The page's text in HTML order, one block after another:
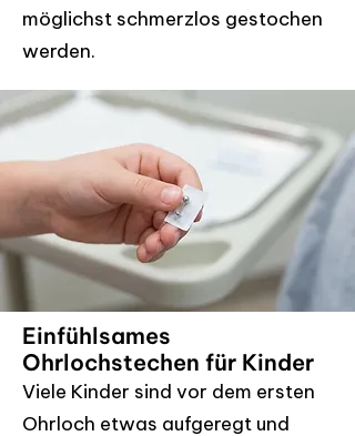
möglichst schmerzlos gestochen
werden.
Einfühlsames
Ohrlochstechen für Kinder
Viele Kinder sind vor dem ersten
Ohrloch etwas aufgeregt und